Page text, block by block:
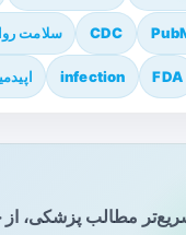
CDC سلامت
FDA
infection
مطالب پزشکی، از